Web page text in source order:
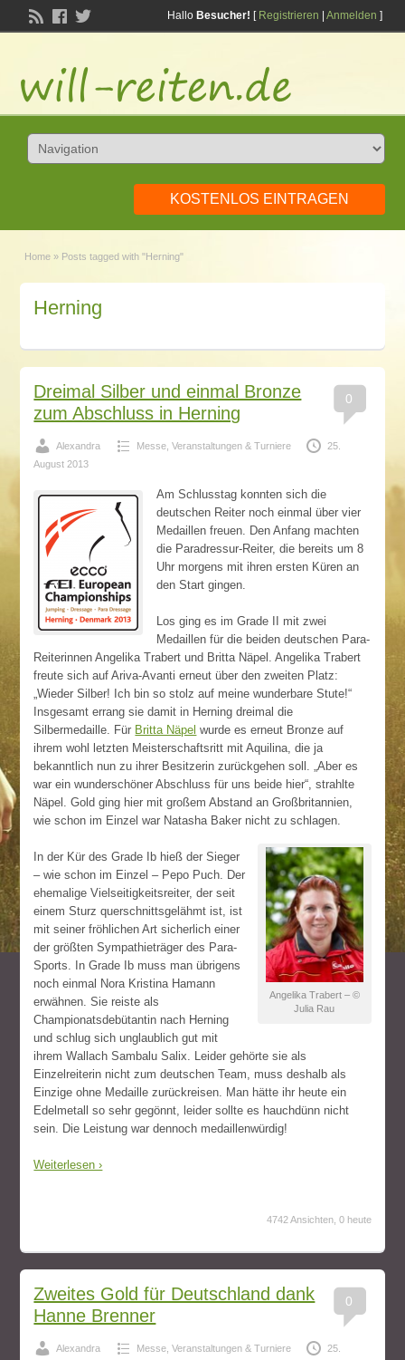
Hallo Besucher! [ Registrieren Anmelden ]
KOSTENLOS EINTRAGEN
Home » Posts tagged with "Herning"
Herning
0
Dreimal Silber und einmal Bronze
zum Abschluss in Herning
Alexandra Messe, Veranstaltungen & Turniere
25.
August 2013
Am Schlusstag konnten sich die
deutschen Reiter noch einmal über vier
Medaillen freuen. Den Anfang machten
die Paradressur-Reiter, die bereits um 8
Uhr morgens mit ihren ersten Küren an
den Start gingen.
Los ging es im Grade II mit zwei
Medaillen für die beiden deutschen Para-
Reiterinnen Angelika Trabert und Britta Näpel. Angelika Trabert
freute sich auf Ariva-Avanti erneut über den zweiten Platz:
„Wieder Silber! Ich bin so stolz auf meine wunderbare Stute!“
Insgesamt errang sie damit in Herning dreimal die
Silbermedaille. Für Britta Näpel wurde es erneut Bronze auf
ihrem wohl letzten Meisterschaftsritt mit Aquilina, die ja
bekanntlich nun zu ihrer Besitzerin zurückgehen soll. „Aber es
war ein wunderschöner Abschluss für uns beide hier“, strahlte
Näpel. Gold ging hier mit großem Abstand an Großbritannien,
wie schon im Einzel war Natasha Baker nicht zu schlagen.
Angelika Trabert – ©
Julia Rau
In der Kür des Grade Ib hieß der Sieger
– wie schon im Einzel – Pepo Puch. Der
ehemalige Vielseitigkeitsreiter, der seit
einem Sturz querschnittsgelähmt ist, ist
mit seiner fröhlichen Art sicherlich einer
der größten Sympathieträger des Para-
Sports. In Grade Ib muss man übrigens
noch einmal Nora Kristina Hamann
erwähnen. Sie reiste als
Championatsdebütantin nach Herning
und schlug sich unglaublich gut mit
ihrem Wallach Sambalu Salix. Leider gehörte sie als
Einzelreiterin nicht zum deutschen Team, muss deshalb als
Einzige ohne Medaille zurückreisen. Man hätte ihr heute ein
Edelmetall so sehr gegönnt, leider sollte es hauchdünn nicht
sein. Die Leistung war dennoch medaillenwürdig!
Weiterlesen ›
4742 Ansichten, 0 heute
0
Zweites Gold für Deutschland dank
Hanne Brenner
Alexandra Messe, Veranstaltungen & Turniere
25.